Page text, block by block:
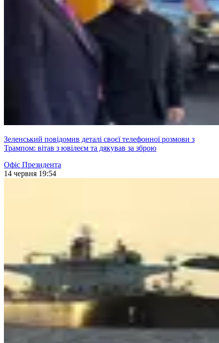
Зеленський повідомив деталі своєї телефонної розмови з
Трампом: вітав з ювілеєм та дякував за зброю
Офіс Президента
14 червня 19:54